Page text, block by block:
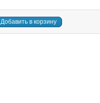
Добавить в корзину